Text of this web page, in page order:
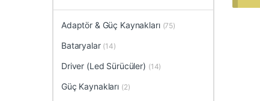
Adaptör & Güç Kaynakları (75)
Bataryalar (14)
Driver (Led Sürücüler) (14)
Güç Kaynakları (2)